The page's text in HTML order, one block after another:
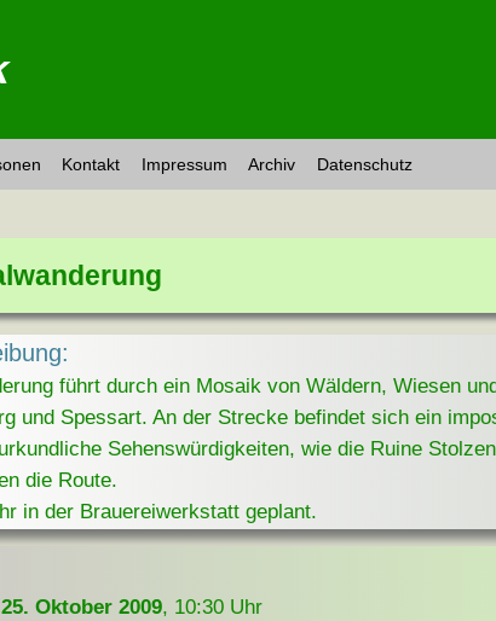
Kontakt Impressum Archiv Datenschutz
führt durch ein Mosaik von Wäldern, Wiesen
und Spessart. An der Strecke befindet sich ein
Sehenswürdigkeiten, wie die Ruine
die Route.
in der Brauereiwerkstatt geplant.
Oktober 2009, 10:30 Uhr